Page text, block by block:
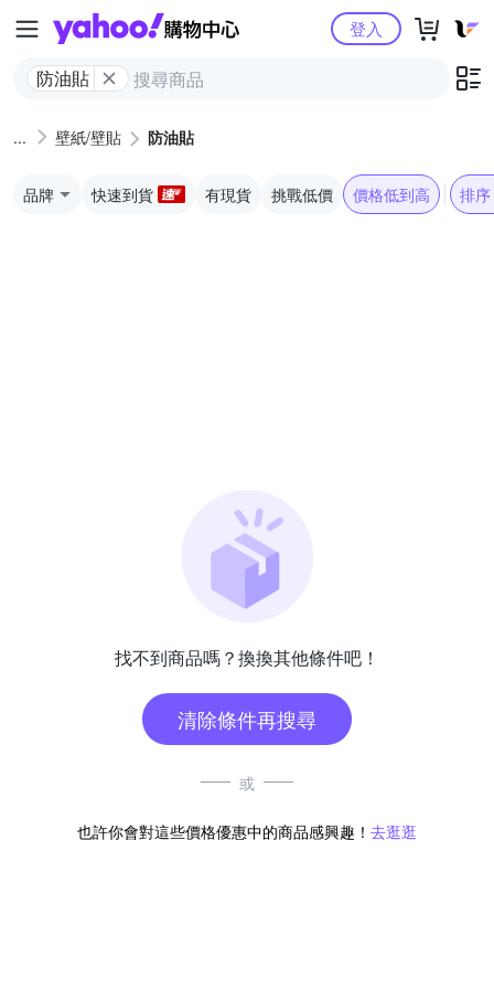
Yahoo購物中心
防油貼
登入
壁紙/壁貼 防油貼
品牌 快速到貨 有現貨 挑戰低價 價格低到高 排序
找不到商品嗎？換換其他條件吧！
清除條件再搜尋
或
也許你會對這些價格優惠中的商品感興趣！ 去逛逛